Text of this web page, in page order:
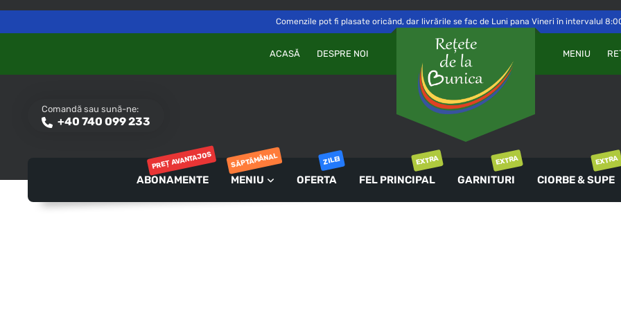
Delivery toSăvinești, NT Switch
Comenzile pot fi plasate oricând, dar livrările se fac de Luni pana Vineri în intervalul
MENIU
ACASĂ DESPRE NOI
Comandă sau sună-ne:
+40 740 099 233
PAROLĂ
AUTENTIFICARE
Ai uitat parola?
ABONAMENTE
PREȚ AVANTAJOS
MENIU
SĂPTĂMÂNAL
OFERTA
ZILEI
FEL PRINCIPAL
EXTRA
GARNITURI
EXTRA
CIORBE & SUPE
EXTRA